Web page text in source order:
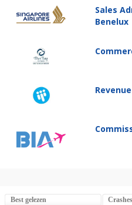
Sales
Benelux
Best gelezen Crashes